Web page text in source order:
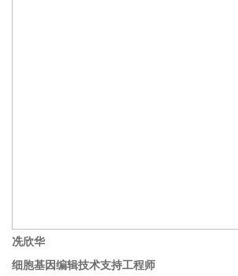
冼欣华
细胞基因编辑技术支持工程师